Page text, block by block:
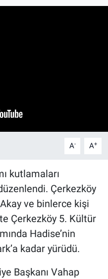
A- A+
kutlamaları
Çerkezköy
ve binlerce kişi
Çerkezköy 5. Kültür
Hadise’nin
kadar yürüdü.
Başkanı Vahap